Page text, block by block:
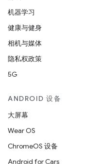
机器学习
健康与健身
相机与媒体
隐私权政策
5G
ANDROID 设备
大屏幕
Wear OS
ChromeOS 设备
Android for Cars